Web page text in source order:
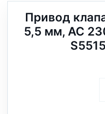
Привод
5,5 мм, AC